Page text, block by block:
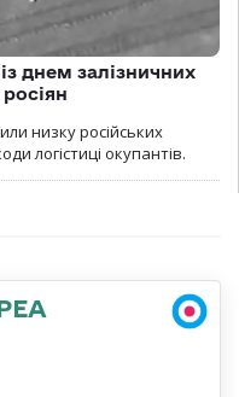
днем залізничних
низку російських
логістиці окупантів.